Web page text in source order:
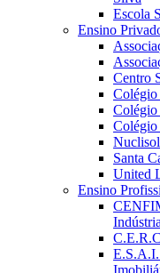
Escola
Ensino
Centro
Colégio
Colégio
Colégio
Santa
United
Ensino
E.S.A.I.